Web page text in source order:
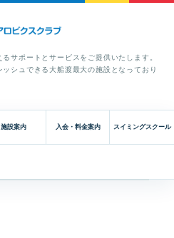
サポートとサービスをご提供いたします。
シュできる大船渡最大の施設となっており
施設案内 入会・料金案内 スイミングスクール